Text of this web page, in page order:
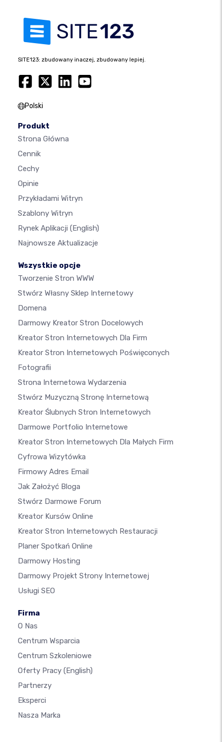
SITE123: zbudowany inaczej, zbudowany lepiej.
Polski
Produkt
Strona Główna
Cennik
Cechy
Opinie
Przykładami Witryn
Szablony Witryn
Rynek Aplikacji (English)
Najnowsze Aktualizacje
Wszystkie opcje
Tworzenie Stron WWW
Stwórz Własny Sklep Internetowy
Domena
Darmowy Kreator Stron Docelowych
Kreator Stron Internetowych Dla Firm
Kreator Stron Internetowych Poświęconych
Fotografii
Strona Internetowa Wydarzenia
Stwórz Muzyczną Stronę Internetową
Kreator Ślubnych Stron Internetowych
Darmowe Portfolio Internetowe
Kreator Stron Internetowych Dla Małych Firm
Cyfrowa Wizytówka
Firmowy Adres Email
Jak Założyć Bloga
Stwórz Darmowe Forum
Kreator Kursów Online
Kreator Stron Internetowych Restauracji
Planer Spotkań Online
Darmowy Hosting
Darmowy Projekt Strony Internetowej
Usługi SEO
Firma
O Nas
Centrum Wsparcia
Centrum Szkoleniowe
Oferty Pracy (English)
Partnerzy
Eksperci
Nasza Marka